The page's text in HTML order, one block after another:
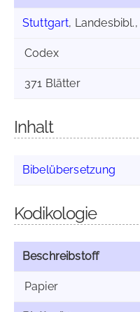
Stuttgart, Landesbibl.,
Codex
371 Blätter
Inhalt
Bibelübersetzung
Kodikologie
Beschreibstoff
Papier